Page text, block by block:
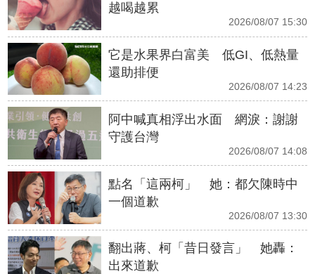
越喝越累
2026/08/07 15:30
它是水果界白富美 低GI、低熱量
還助排便
2026/08/07 14:23
阿中喊真相浮出水面 網淚：謝謝
守護台灣
2026/08/07 14:08
點名「這兩柯」 她：都欠陳時中
一個道歉
2026/08/07 13:30
翻出蔣、柯「昔日發言」 她轟：
出來道歉